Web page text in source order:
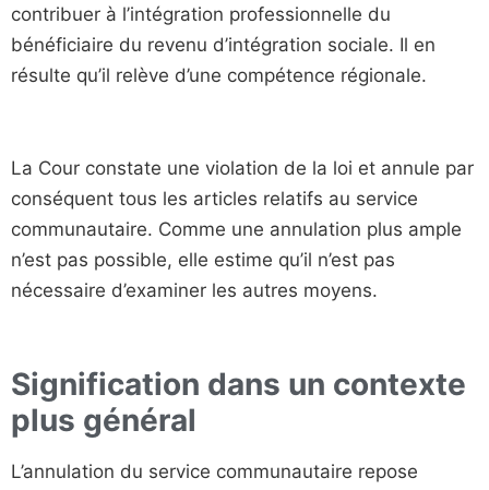
contribuer à l’intégration professionnelle du
bénéficiaire du revenu d’intégration sociale. Il en
résulte qu’il relève d’une compétence régionale.
La Cour constate une violation de la loi et annule par
conséquent tous les articles relatifs au service
communautaire. Comme une annulation plus ample
n’est pas possible, elle estime qu’il n’est pas
nécessaire d’examiner les autres moyens.
Signification dans un contexte
plus général
L’annulation du service communautaire repose